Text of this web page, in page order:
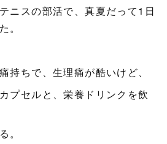
ニスの部活で、真夏だって1日
。
持ちで、生理痛が酷いけど、
プセルと、栄養ドリンクを飲
。